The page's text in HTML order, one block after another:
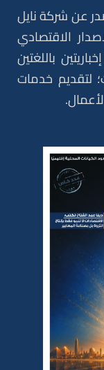
عن شركة نايل
الاقتصادي
باللغتين
لتقديم خدمات